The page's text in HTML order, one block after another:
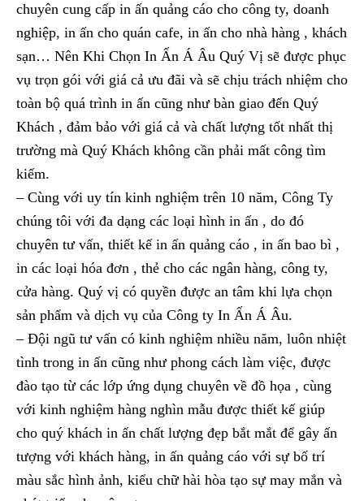
chuyên cung cấp in ấn quảng cáo cho công ty, doanh
nghiệp, in ấn cho quán cafe, in ấn cho nhà hàng , khách
sạn… Nên Khi Chọn In Ấn Á Âu Quý Vị sẽ được phục
vụ trọn gói với giá cả ưu đãi và sẽ chịu trách nhiệm cho
toàn bộ quá trình in ấn cũng như bàn giao đến Quý
Khách , đảm bảo với giá cả và chất lượng tốt nhất thị
trường mà Quý Khách không cần phải mất công tìm
kiếm.
– Cùng với uy tín kinh nghiệm trên 10 năm, Công Ty
chúng tôi với đa dạng các loại hình in ấn , do đó
chuyên tư vấn, thiết kế in ấn quảng cáo , in ấn bao bì ,
in các loại hóa đơn , thẻ cho các ngân hàng, công ty,
cửa hàng. Quý vị có quyền được an tâm khi lựa chọn
sản phẩm và dịch vụ của Công ty In Ấn Á Âu.
– Đội ngũ tư vấn có kinh nghiệm nhiều năm, luôn nhiệt
tình trong in ấn cũng như phong cách làm việc, được
đào tạo từ các lớp ứng dụng chuyên về đồ họa , cùng
với kinh nghiệm hàng nghìn mẫu được thiết kế giúp
cho quý khách in ấn chất lượng đẹp bắt mắt để gây ấn
tượng với khách hàng, in ấn quảng cáo với sự bố trí
màu sắc hình ảnh, kiểu chữ hài hòa tạo sự may mắn và